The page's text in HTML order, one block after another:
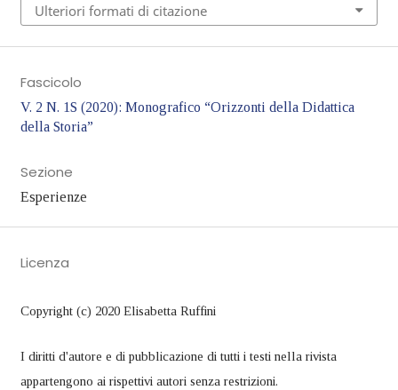
Ulteriori formati di citazione
Fascicolo
V. 2 N. 1S (2020): Monografico “Orizzonti della Didattica
della Storia”
Sezione
Esperienze
Licenza
Copyright (c) 2020 Elisabetta Ruffini
I diritti d'autore e di pubblicazione di tutti i testi nella rivista
appartengono ai rispettivi autori senza restrizioni.